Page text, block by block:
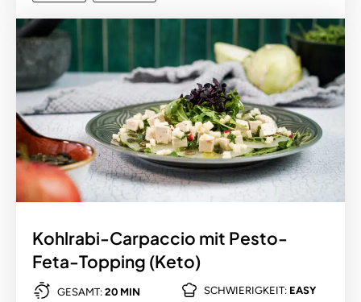
Kohlrabi-Carpaccio mit Pesto-
Feta-Topping (Keto)
GESAMT: 20 MIN SCHWIERIGKEIT: EASY